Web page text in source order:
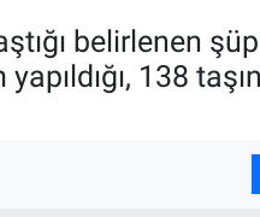
belirlenen
138